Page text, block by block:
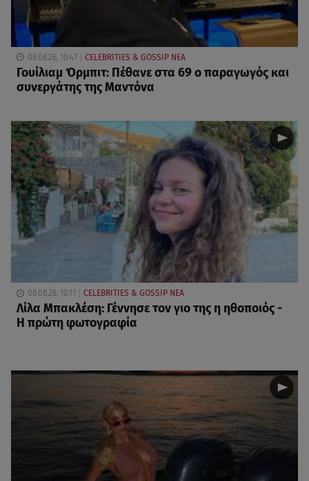
08.08.26, 10:47 CELEBRITIES & GOSSIP ΝΕΑ
Γουίλιαμ Όρμπιτ: Πέθανε στα 69 ο παραγωγός και
συνεργάτης της Μαντόνα
08.08.26, 10:11 CELEBRITIES & GOSSIP ΝΕΑ
Λίλα Μπακλέση: Γέννησε τον γιο της η ηθοποιός -
Η πρώτη φωτογραφία